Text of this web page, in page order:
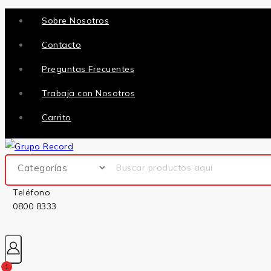
Sobre Nosotros
Contacto
Preguntas Frecuentes
Trabaja con Nosotros
Carrito
Teléfono
0800 8333
1